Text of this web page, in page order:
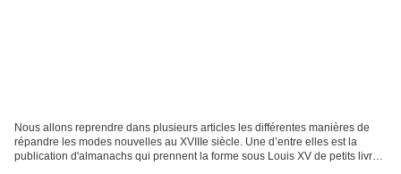
Nous allons reprendre dans plusieurs articles les différentes manières de
répandre les modes nouvelles au XVIIIe siècle. Une d’entre elles est la
publication d'almanachs qui prennent la forme sous Louis XV de petits livres